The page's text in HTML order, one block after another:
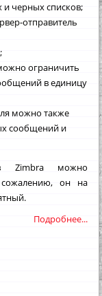
и черных списков;
отправитель
ограничить
в единицу
можно также
сообщений и
Zimbra можно
сожалению, он на
Подробнее...